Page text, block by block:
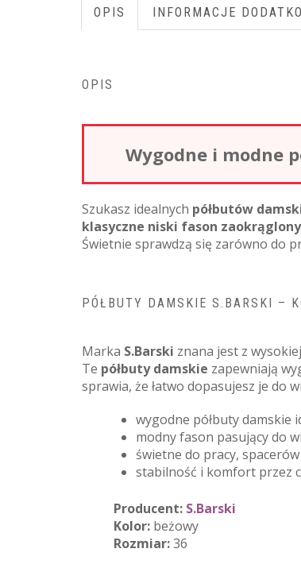
OPIS INFORMACJE
OPIS
Wygodne i modne
Szukasz idealnych półbutów
klasyczne niski fason
Świetnie sprawdzą się zarówno do
PÓŁBUTY DAMSKIE S.BARSKI –
Marka S.Barski znana jest z
Te półbuty damskie zapewniają
sprawia, że łatwo dopasujesz je do
wygodne półbuty damskie
modny fason pasujący do
świetne do pracy,
stabilność i komfort przez
Producent: S.Barski
Kolor: beżowy
Rozmiar:36